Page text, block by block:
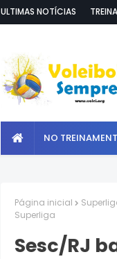
ULTIMAS NOTÍCIAS
NO
Página inicial
Superliga
Sesc/RJ